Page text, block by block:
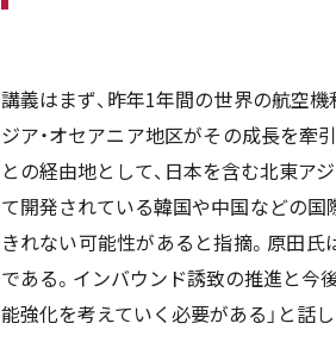
講義はまず、昨年1年間の世界の航空機
ジア・オセアニア地区がその成長を
との経由地として、日本を含む北東ア
て開発されている韓国や中国などの
きれない可能性があると指摘。原田
である。インバウンド誘致の推進と今
能強化を考えていく必要がある」と話し